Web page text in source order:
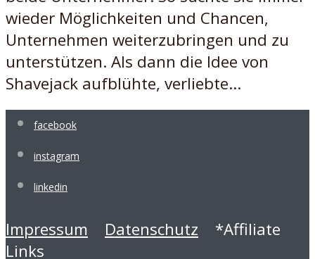
wieder Möglichkeiten und Chancen,
Unternehmen weiterzubringen und zu
unterstützen. Als dann die Idee von
Shavejack aufblühte, verliebte...
facebook
instagram
linkedin
Impressum Datenschutz *Affiliate
Links